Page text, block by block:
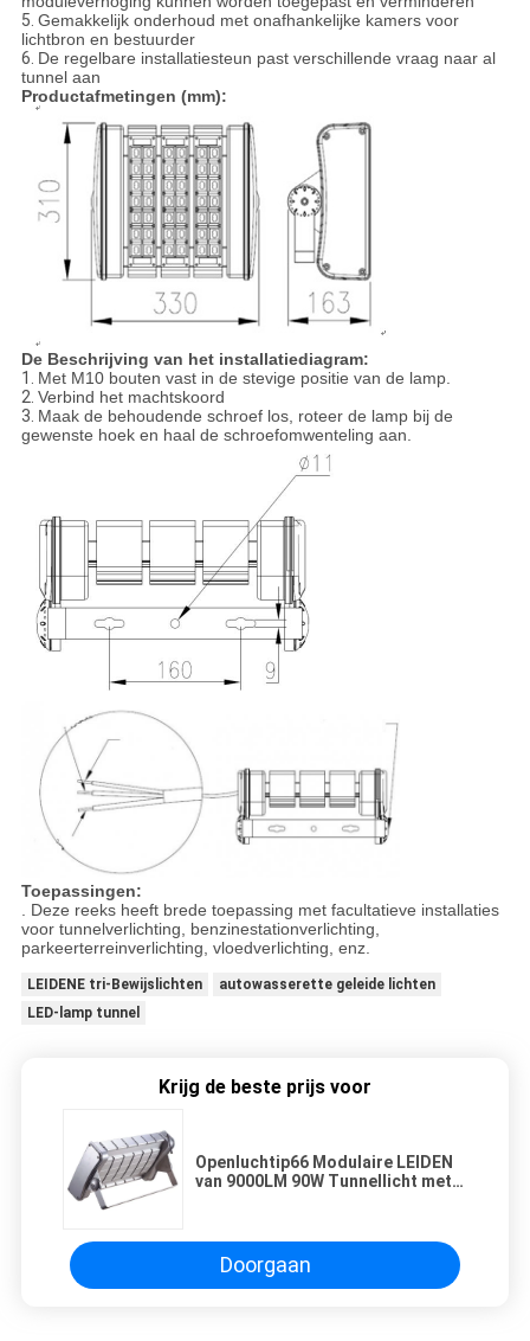
5. Gemakkelijk onderhoud met onafhankelijke kamers voor
lichtbron en bestuurder
6. De regelbare installatiesteun past verschillende vraag naar al
tunnel aan
Productafmetingen (mm):
De Beschrijving van het installatiediagram:
1. Met M10 bouten vast in de stevige positie van de lamp.
2. Verbind het machtskoord
3. Maak de behoudende schroef los, roteer de lamp bij de
gewenste hoek en haal de schroefomwenteling aan.
Toepassingen:
. Deze reeks heeft brede toepassing met facultatieve installaties
voor tunnelverlichting, benzinestationverlichting,
parkeerterreinverlichting, vloedverlichting, enz.
LEIDENE tri-Bewijslichten
autowasserette geleide lichten
LED-lamp tunnel
Krijg de beste prijs voor
Openluchtip66 Modulaire LEIDEN
van 9000LM 90W Tunnellicht met
Doorgaan